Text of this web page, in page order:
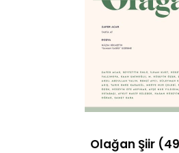
Olağan Şiir